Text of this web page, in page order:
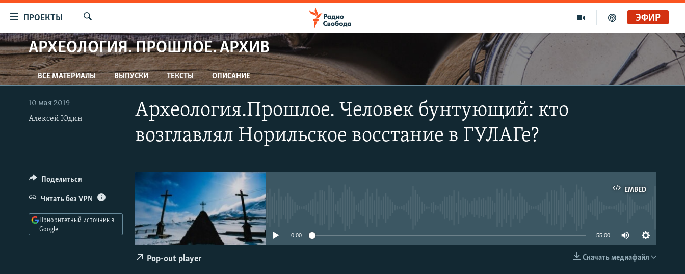
упрощенного
доступа
Вернуться
к
основному
содержанию
Вернутся
ПРОЕКТЫ
ПРОГРАММЫ
ПОДКАСТЫ
АВТОРСКИЕ ПРОЕКТЫ
ЦИТАТЫ СВОБОДЫ
МНЕНИЯ
IDEL.РЕАЛИИ
КАВКАЗ.РЕАЛИИ
СЕВЕР.РЕАЛИИ
СИБИРЬ.РЕАЛИИ
РАСПИСАНИЕ ВЕЩАНИЯ
Искать
ЭФИР
АРХЕОЛОГИЯ. ПРОШЛОЕ. АРХИВ
ВСЕ МАТЕРИАЛЫ ВЫПУСКИ ТЕКСТЫ ОПИСАНИЕ
Археология.Прошлое. Человек бунтующий: кто
возглавлял Норильское восстание в ГУЛАГе?
10 мая 2019
Алексей Юдин
EMBED
EMBED
0:00 55:00
Скачать медиафайл
Pop-out player
Поделиться
Читать без VPN
Приоритетный источник в
Google